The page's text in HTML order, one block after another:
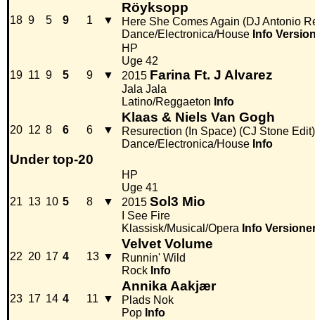
18 9 5 9 1 ▼
Röyksopp
Here She Comes Again (DJ Antonio
Dance/Electronica/House Info
19 11 9 5 9 ▼
HP
Uge 42
2015 Farina Ft. J Alvarez
Jala Jala
Latino/Reggaeton Info
20 12 8 6 6 ▼
Klaas & Niels Van Gogh
Resurection (In Space) (CJ Stone Edit)
Dance/Electronica/House Info
Under top-20
21 13 10 5 8 ▼
HP
Uge 41
2015 Sol3 Mio
I See Fire
Klassisk/Musical/Opera Info
22 20 17 4 13 ▼
Velvet Volume
Runnin' Wild
Rock Info
23 17 14 4 11 ▼
Annika Aakjær
Plads Nok
Pop Info